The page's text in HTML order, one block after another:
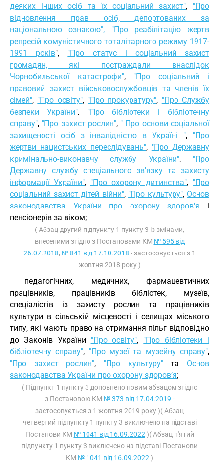
деяких інших осіб та їх соціальний захист", "Про
відновлення прав осіб, депортованих за
національною ознакою",
"Про реабілітацію жертв
репресій комуністичного тоталітарного режиму 1917-
1991 років", "Про статус і соціальний захист
громадян, які постраждали внаслідок
Чорнобильської катастрофи", "Про соціальний і
правовий захист військовослужбовців та членів їх
сімей", "Про освіту", "Про прокуратуру", "Про Службу
безпеки України", "Про бібліотеки і бібліотечну
справу", "Про захист рослин", " Про основи соціальної
захищеності осіб з інвалідністю в Україні
", "Про
жертви нацистських переслідувань", "Про Державну
кримінально-виконавчу службу України", "Про
Державну службу спеціального зв'язку та захисту
інформації України", "Про охорону дитинства", "Про
соціальний захист дітей війни", "Про культуру", Основ
законодавства України про охорону здоров'я і
пенсіонерів за віком;
( Абзац другий підпункту 1 пункту 3 із змінами,
внесеними згідно з Постановами КМ № 595 від
26.07.2018, № 841 від 17.10.2018 - застосовується з 1
жовтня 2018 року )
педагогічних, медичних, фармацевтичних
працівників, працівників бібліотек, музеїв,
спеціалістів із захисту рослин та працівників
культури в сільській місцевості і селищах міського
типу, які мають право на отримання пільг відповідно
до Законів України "Про освіту", "Про бібліотеки і
бібліотечну справу", "Про музеї та музейну справу",
"Про захист рослин", "Про культуру"та Основ
законодавства України про охорону здоров’я;
( Підпункт 1 пункту 3 доповнено новим абзацом згідно
з Постановою КМ № 373 від 17.04.2019 -
застосовується з 1 жовтня 2019 року )( Абзац
четвертий підпункту 1 пункту 3 виключено на підставі
Постанови КМ № 1041 від 16.09.2022 )( Абзац п'ятий
підпункту 1 пункту 3 виключено на підставі Постанови
КМ № 1041 від 16.09.2022 )